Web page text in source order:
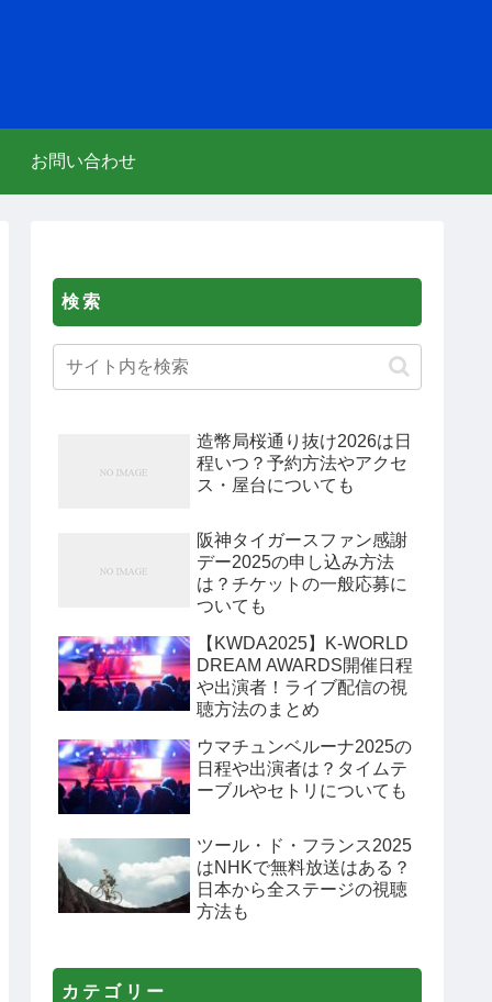
お問い合わせ
検索
造幣局桜通り抜け2026は日
程いつ？予約方法やアクセ
ス・屋台についても
阪神タイガースファン感謝
デー2025の申し込み方法
は？チケットの一般応募に
ついても
【KWDA2025】K-WORLD
DREAM AWARDS開催日程
や出演者！ライブ配信の視
聴方法のまとめ
ウマチュンベルーナ2025の
日程や出演者は？タイムテ
ーブルやセトリについても
ツール・ド・フランス2025
はNHKで無料放送はある？
日本から全ステージの視聴
方法も
カテゴリー